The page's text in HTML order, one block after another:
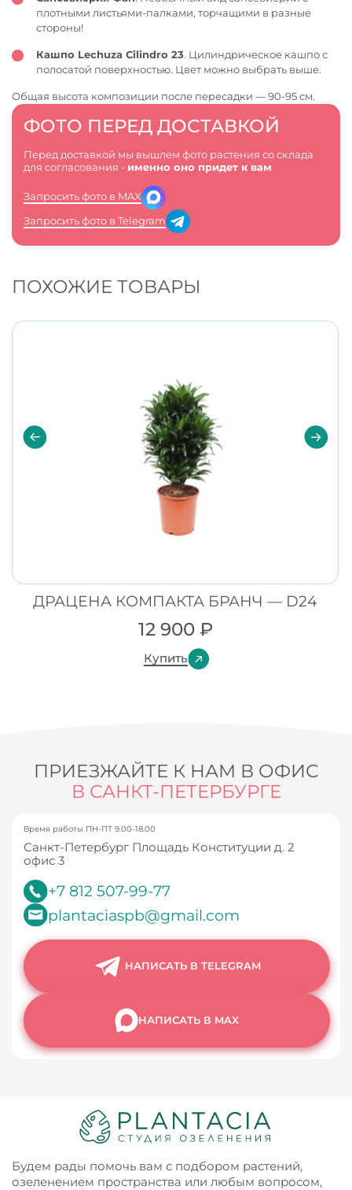
ФОТО ПЕРЕД ДОСТАВКОЙ
Перед доставкой мы вышлем фото растения со склада
для согласования - именно оно придет к вам
Запросить фото в MAX
Запросить фото в Telegram
плотными листьями-палками, торчащими в разные
стороны!
Кашпо Lechuza Cilindro 23. Цилиндрическое кашпо с
полосатой поверхностью. Цвет можно выбрать выше.
Общая высота композиции после пересадки — 90-95 см.
ПОХОЖИЕ ТОВАРЫ
ДРАЦЕНА КОМПАКТА БРАНЧ — D24
12 900 ₽
Купить
ПРИЕЗЖАЙТЕ К НАМ В ОФИС
В САНКТ-ПЕТЕРБУРГЕ
Время работы ПН-ПТ 9.00-18.00
Санкт-Петербург Площадь Конституции д. 2
офис 3
+7 812 507-99-77
plantaciaspb@gmail.com
НАПИСАТЬ В TELEGRAM
НАПИСАТЬ В MAX
Будем рады помочь вам с подбором растений,
озеленением пространства или любым вопросом,